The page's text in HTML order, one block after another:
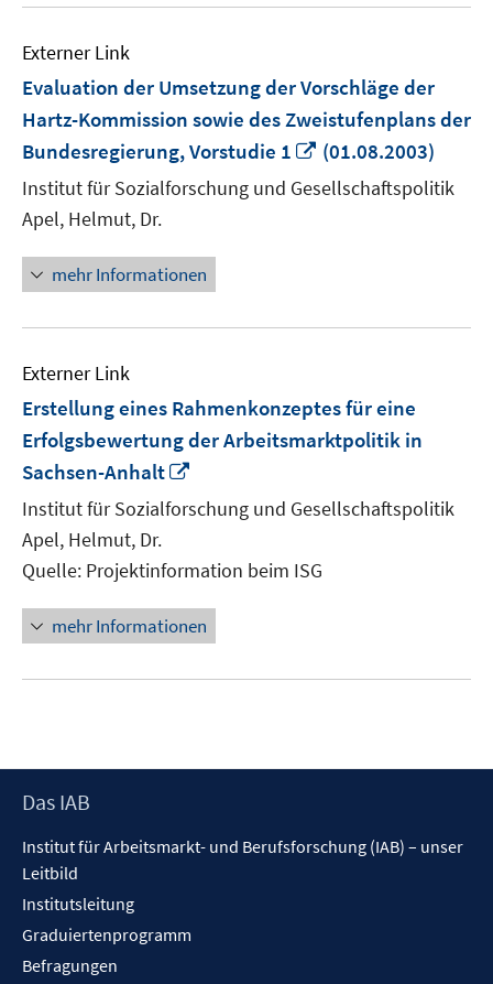
Externer Link
Evaluation der Umsetzung der Vorschläge der
Hartz-Kommission sowie des Zweistufenplans der
Bundesregierung, Vorstudie 1
In
neuem
Fenster
(01.08.2003)
Institut für Sozialforschung und Gesellschaftspolitik
Apel, Helmut, Dr.
mehr Informationen
Externer Link
Erstellung eines Rahmenkonzeptes für eine
Erfolgsbewertung der Arbeitsmarktpolitik in
Sachsen-Anhalt
neuem
Fenster
Institut für Sozialforschung und Gesellschaftspolitik
Apel, Helmut, Dr.
Quelle: Projektinformation beim ISG
mehr Informationen
Footer
Das IAB
Institut für Arbeitsmarkt- und Berufsforschung (IAB) – unser
Leitbild
Institutsleitung
Graduiertenprogramm
Befragungen